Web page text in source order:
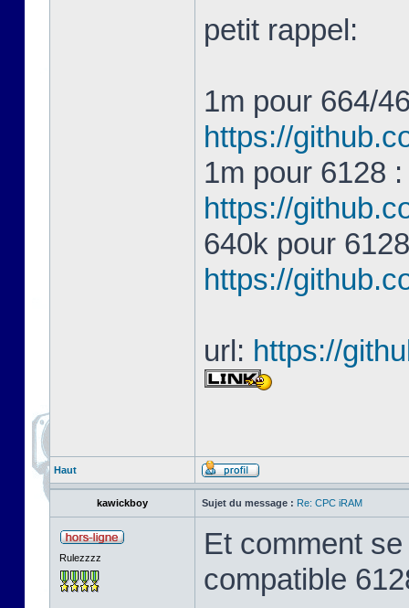
petit rappel:
1m pour 664/
https://
1m pour 6128
https://
640k pour
https://
url: https://
Haut
kawickboy Sujet du message : Re: CPC iRAM
Rulezzzz
Et comment
compatible